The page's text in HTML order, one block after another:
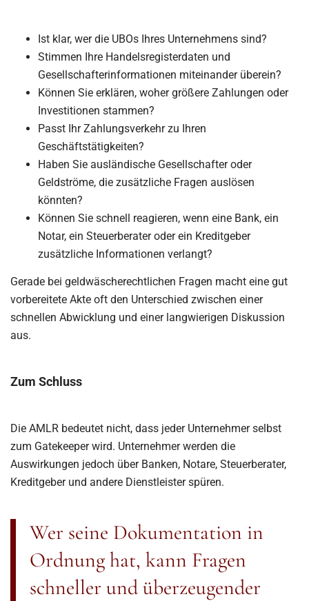
Ist klar, wer die UBOs Ihres Unternehmens sind?
Stimmen Ihre Handelsregisterdaten und
Gesellschafterinformationen miteinander überein?
Können Sie erklären, woher größere Zahlungen oder
Investitionen stammen?
Passt Ihr Zahlungsverkehr zu Ihren
Geschäftstätigkeiten?
Haben Sie ausländische Gesellschafter oder
Geldströme, die zusätzliche Fragen auslösen
könnten?
Können Sie schnell reagieren, wenn eine Bank, ein
Notar, ein Steuerberater oder ein Kreditgeber
zusätzliche Informationen verlangt?
Gerade bei geldwäscherechtlichen Fragen macht eine gut
vorbereitete Akte oft den Unterschied zwischen einer
schnellen Abwicklung und einer langwierigen Diskussion
aus.
Zum Schluss
Die AMLR bedeutet nicht, dass jeder Unternehmer selbst
zum Gatekeeper wird. Unternehmer werden die
Auswirkungen jedoch über Banken, Notare, Steuerberater,
Kreditgeber und andere Dienstleister spüren.
Wer seine Dokumentation in
Ordnung hat, kann Fragen
schneller und überzeugender